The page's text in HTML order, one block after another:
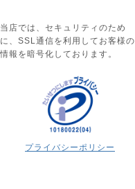
当店では、セキュリティのため
に、SSL通信を利用してお客様の
情報を暗号化しております。
プライバシーポリシー